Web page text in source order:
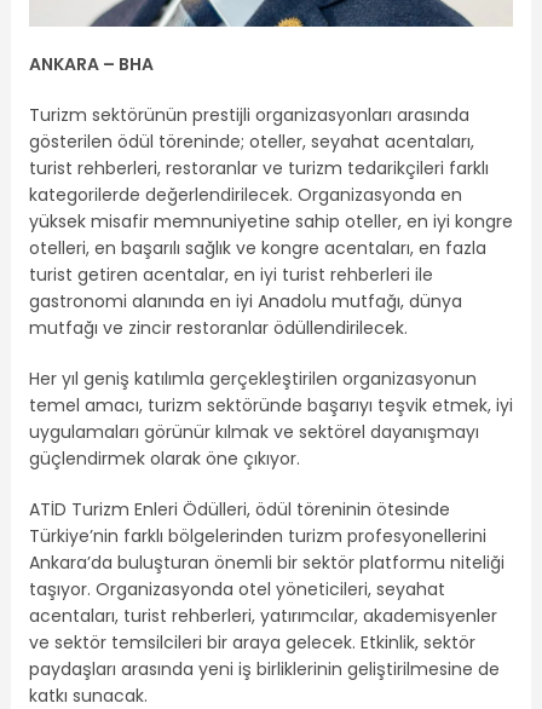
ANKARA – BHA
Turizm sektörünün prestijli organizasyonları arasında
gösterilen ödül töreninde; oteller, seyahat acentaları,
turist rehberleri, restoranlar ve turizm tedarikçileri farklı
kategorilerde değerlendirilecek. Organizasyonda en
yüksek misafir memnuniyetine sahip oteller, en iyi kongre
otelleri, en başarılı sağlık ve kongre acentaları, en fazla
turist getiren acentalar, en iyi turist rehberleri ile
gastronomi alanında en iyi Anadolu mutfağı, dünya
mutfağı ve zincir restoranlar ödüllendirilecek.
Her yıl geniş katılımla gerçekleştirilen organizasyonun
temel amacı, turizm sektöründe başarıyı teşvik etmek, iyi
uygulamaları görünür kılmak ve sektörel dayanışmayı
güçlendirmek olarak öne çıkıyor.
ATİD Turizm Enleri Ödülleri, ödül töreninin ötesinde
Türkiye’nin farklı bölgelerinden turizm profesyonellerini
Ankara’da buluşturan önemli bir sektör platformu niteliği
taşıyor. Organizasyonda otel yöneticileri, seyahat
acentaları, turist rehberleri, yatırımcılar, akademisyenler
ve sektör temsilcileri bir araya gelecek. Etkinlik, sektör
paydaşları arasında yeni iş birliklerinin geliştirilmesine de
katkı sunacak.